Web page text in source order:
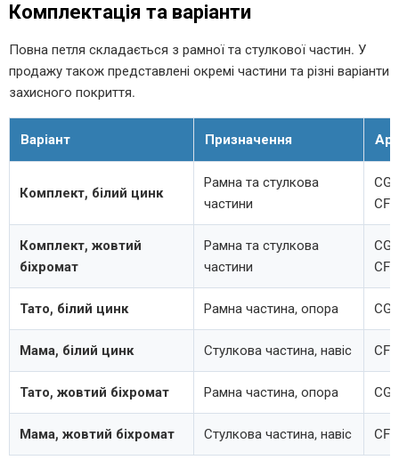
Комплектація та варіанти
Повна петля складається з рамної та стулкової частин. У
продажу також представлені окремі частини та різні варіанти
захисного покриття.
Варіант Призначення
Комплект, білий цинк
Рамна та стулкова
частини
Комплект, жовтий
біхромат
Рамна та стулкова
частини
Тато, білий цинк Рамна частина, опора
Мама, білий цинк Стулкова частина, навіс
Тато, жовтий біхромат Рамна частина, опора
Мама, жовтий біхромат Стулкова частина, навіс